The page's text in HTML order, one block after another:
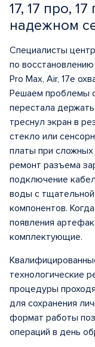
17, 17 про,
надежном
Специалисты
по восстановлению
Pro Max, Air, 17e
Решаем проблемы
перестала
треснул экран в
стекло или
платы при сложных
ремонт разъема
подключение
воды с
компонентов.
появления
комплектующие.
технологические
процедуры
для сохранения
формат работы
операций в день